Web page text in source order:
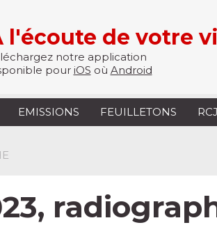
l'écoute de votre
notre application
pour iOS où Android
EMISSIONS FEUILLETONS